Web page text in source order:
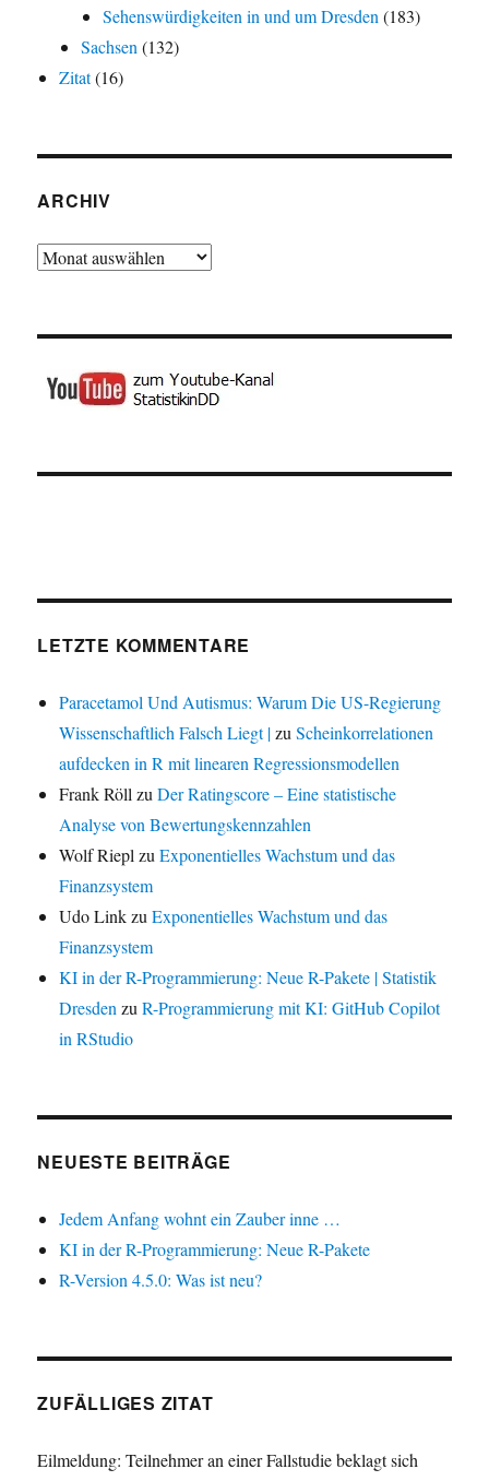
Sehenswürdigkeiten in und um Dresden(183)
Sachsen(132)
Zitat(16)
ARCHIV
Archiv
LETZTE KOMMENTARE
Paracetamol Und Autismus: Warum Die US-Regierung
Wissenschaftlich Falsch Liegt |zuScheinkorrelationen
aufdecken in R mit linearen Regressionsmodellen
Frank RöllzuDer Ratingscore – Eine statistische
Analyse von Bewertungskennzahlen
Wolf RieplzuExponentielles Wachstum und das
Finanzsystem
Udo LinkzuExponentielles Wachstum und das
Finanzsystem
KI in der R-Programmierung: Neue R-Pakete | Statistik
DresdenzuR-Programmierung mit KI: GitHub Copilot
in RStudio
NEUESTE BEITRÄGE
Jedem Anfang wohnt ein Zauber inne …
KI in der R-Programmierung: Neue R-Pakete
R-Version 4.5.0: Was ist neu?
ZUFÄLLIGES ZITAT
Eilmeldung: Teilnehmer an einer Fallstudie beklagt sich